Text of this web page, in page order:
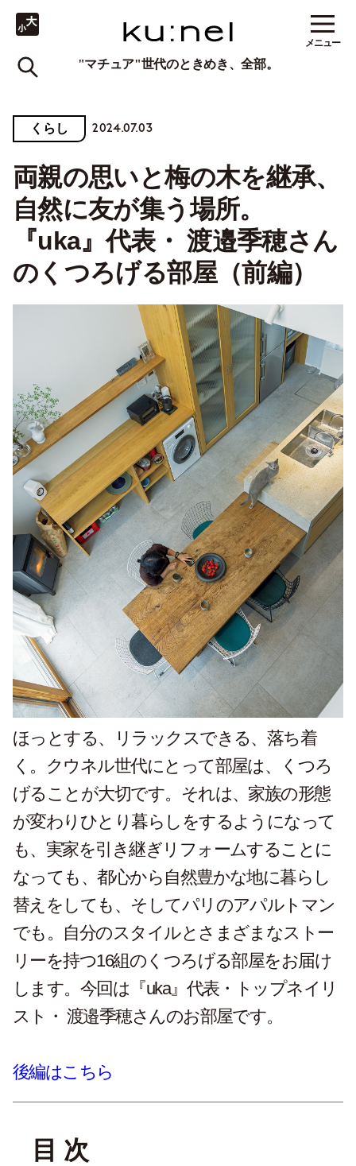
"マチュア"世代のときめき、全部。
メニュー
くらし 2024.07.03
両親の思いと梅の木を継承、
自然に友が集う場所。
『uka』代表・ 渡邉季穂さん
のくつろげる部屋（前編）
ほっとする、リラックスできる、落ち着
く。クウネル世代にとって部屋は、くつろ
げることが大切です。それは、家族の形態
が変わりひとり暮らしをするようになって
も、実家を引き継ぎリフォームすることに
なっても、都心から自然豊かな地に暮らし
替えをしても、そしてパリのアパルトマン
でも。自分のスタイルとさまざまなストー
リーを持つ16組のくつろげる部屋をお届け
します。今回は『uka』代表・トップネイリ
スト・ 渡邉季穂さんのお部屋です。
後編はこちら
目 次